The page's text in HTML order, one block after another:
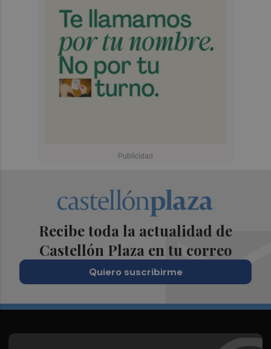
Recibe toda la actualidad de
Castellón Plaza en tu correo
Quiero suscribirme